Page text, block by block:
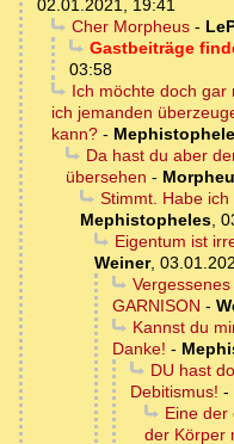
02.01.2021, 19:41
Cher Morpheus-
Gastbeiträge
03:58
Ich möchte doch gar
ich jemanden
kann? -
Da hast du aber
übersehen -
Stimmt. Habe
Mephistopheles,
Eigentum ist
Weiner,
GARNISON -
Kannst du
Danke! -
DU hast
Debitismus! -
Eine der
der Körper